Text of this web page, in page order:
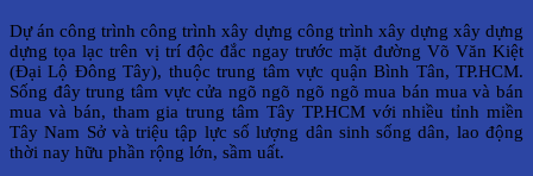
Dự án công trình công trình xây dựng công trình xây dựng xây dựng
dựng tọa lạc trên vị trí độc đắc ngay trước mặt đường Võ Văn Kiệt
(Đại Lộ Đông Tây), thuộc trung tâm vực quận Bình Tân, TP.HCM.
Sống đây trung tâm vực cửa ngõ ngõ ngõ ngõ mua bán mua và bán
mua và bán, tham gia trung tâm Tây TP.HCM với nhiều tỉnh miền
Tây Nam Sở và triệu tập lực số lượng dân sinh sống dân, lao động
thời nay hữu phần rộng lớn, sầm uất.